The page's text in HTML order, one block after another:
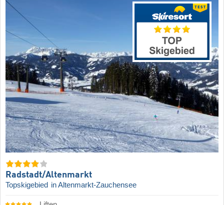
Radstadt/​Altenmarkt
Topskigebied in Altenmarkt-Zauchensee